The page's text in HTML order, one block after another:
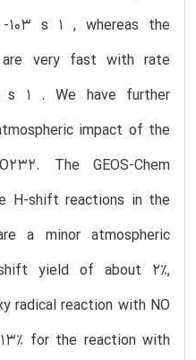
103 s 1 , whereas the
are very fast with rate
s 1 . We have further
impact of the
The GEOS-Chem
H-shift reactions in the
a minor atmospheric
yield of about 2%,
radical reaction with NO
for the reaction with